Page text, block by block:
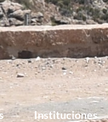
Instituciones